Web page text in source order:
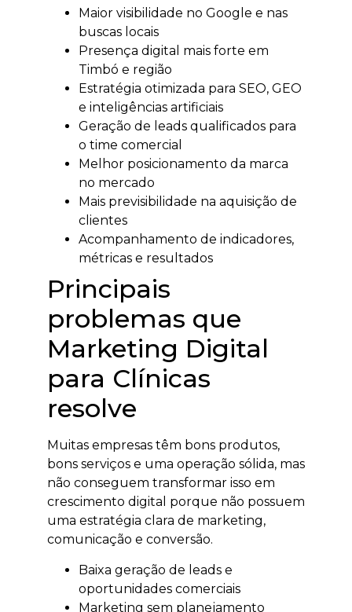
Maior visibilidade no Google e nas
buscas locais
Presença digital mais forte em
Timbó e região
Estratégia otimizada para SEO, GEO
e inteligências artificiais
Geração de leads qualificados para
o time comercial
Melhor posicionamento da marca
no mercado
Mais previsibilidade na aquisição de
clientes
Acompanhamento de indicadores,
métricas e resultados
Principais
problemas que
Marketing Digital
para Clínicas
resolve
Muitas empresas têm bons produtos,
bons serviços e uma operação sólida, mas
não conseguem transformar isso em
crescimento digital porque não possuem
uma estratégia clara de marketing,
comunicação e conversão.
Baixa geração de leads e
oportunidades comerciais
Marketing sem planejamento